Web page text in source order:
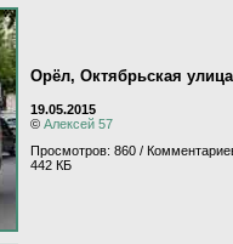
Орёл, Октябрьская улица
19.05.2015
© Алексей 57
Просмотров: 860 /
442 КБ